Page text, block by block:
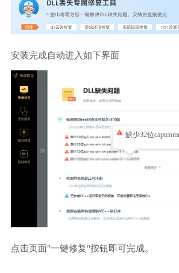
安装完成自动进入如下界面
缺少32位
点击页面"一键修复"按钮即可完成。